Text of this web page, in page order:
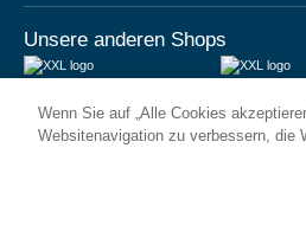
Unsere anderen Shops
6 Rue des Bateliers
92110 Clichy | France
Vrijheidweg 34
1521RR
Wenn Sie auf „Alle Cookies
Websitenavigation zu verbessern, die